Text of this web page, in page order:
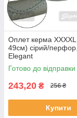
Оплет керма
49см) сірий/
Elegant
Готово до відправки
243,20 ₴ 256 ₴
Купити